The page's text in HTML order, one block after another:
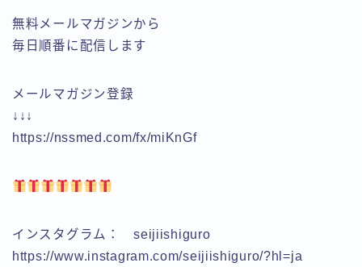
無料メールマガジンから
毎日順番に配信します
メールマガジン登録
↓↓↓
https://nssmed.com/fx/miKnGf
インスタグラム： seijiishiguro
https://www.instagram.com/seijiishiguro/?hl=ja